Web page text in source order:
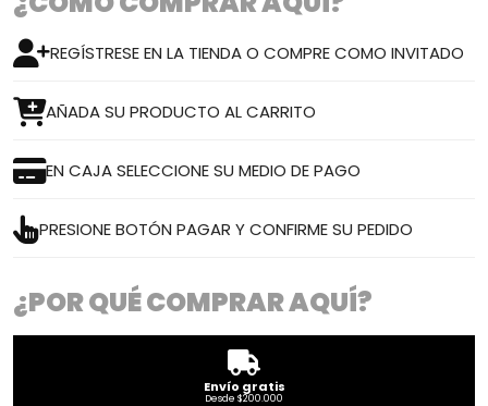
REGÍSTRESE EN LA TIENDA O COMPRE COMO INVITADO
AÑADA SU PRODUCTO AL CARRITO
EN CAJA SELECCIONE SU MEDIO DE PAGO
PRESIONE BOTÓN PAGAR Y CONFIRME SU PEDIDO
¿POR QUÉ COMPRAR AQUÍ?
Envío gratis
Desde $200.000